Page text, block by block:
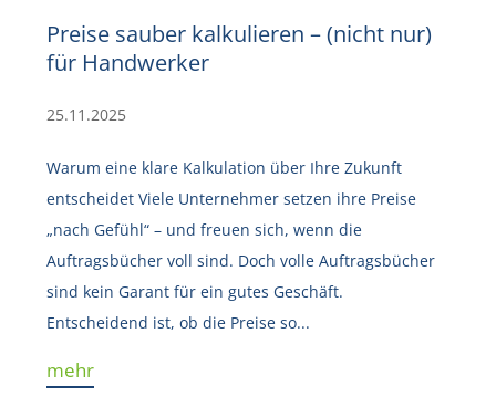
Preise sauber kalkulieren – (nicht nur)
für Handwerker
25.11.2025
Warum eine klare Kalkulation über Ihre Zukunft
entscheidet Viele Unternehmer setzen ihre Preise
„nach Gefühl“ – und freuen sich, wenn die
Auftragsbücher voll sind. Doch volle Auftragsbücher
sind kein Garant für ein gutes Geschäft.
Entscheidend ist, ob die Preise so...
mehr